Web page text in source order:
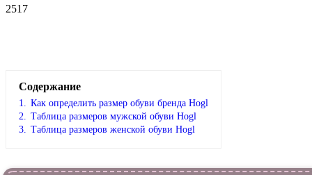
2517
Содержание
1. Как определить размер обуви брендa Hogl
2. Таблица размеров мужской обуви Hogl
3. Таблица размеров женской обуви Hogl